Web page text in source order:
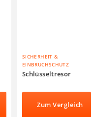
SICHERHEIT &
EINBRUCHSCHUTZ
Schlüsseltresor
Zum Vergleich